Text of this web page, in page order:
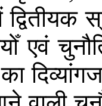
द्वितीयक
एवं
का